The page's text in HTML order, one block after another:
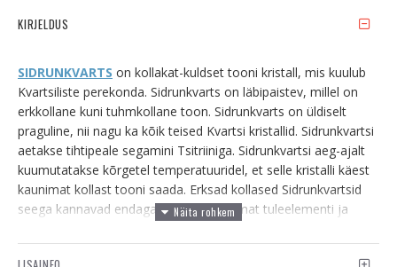
KIRJELDUS
SIDRUNKVARTS on kollakat-kuldset tooni kristall, mis kuulub
Kvartsiliste perekonda. Sidrunkvarts on läbipaistev, millel on
erkkollane kuni tuhmkollane toon. Sidrunkvarts on üldiselt
praguline, nii nagu ka kõik teised Kvartsi kristallid. Sidrunkvartsi
aetakse tihtipeale segamini Tsitriiniga. Sidrunkvartsi aeg-ajalt
kuumutatakse kõrgetel temperatuuridel, et selle kristalli käest
kaunimat kollast tooni saada. Erksad kollased Sidrunkvartsid
seega kannavad endaga kaasas kõrgemat tuleelementi ja
maapõues ise end loonud ja töötab veidi aeglasemalt. Kuid